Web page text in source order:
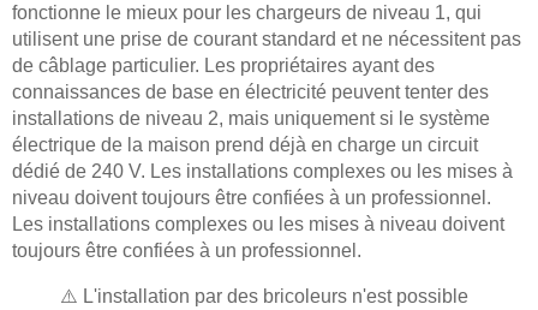
fonctionne le mieux pour les chargeurs de niveau 1, qui
utilisent une prise de courant standard et ne nécessitent pas
de câblage particulier. Les propriétaires ayant des
connaissances de base en électricité peuvent tenter des
installations de niveau 2, mais uniquement si le système
électrique de la maison prend déjà en charge un circuit
dédié de 240 V. Les installations complexes ou les mises à
niveau doivent toujours être confiées à un professionnel.
Les installations complexes ou les mises à niveau doivent
toujours être confiées à un professionnel.
⚠️ L'installation par des bricoleurs n'est possible